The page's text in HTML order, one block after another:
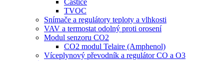
Částice
TVOC
Snímače a regulátory teploty a vlhkosti
VAV a termostat odolný proti orosení
Modul senzoru CO2
CO2 modul Telaire (Amphenol)
Víceplynový převodník a regulátor CO a O3